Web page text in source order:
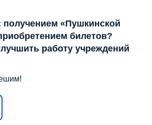
получением «Пушкинской
билетов?
работу учреждений